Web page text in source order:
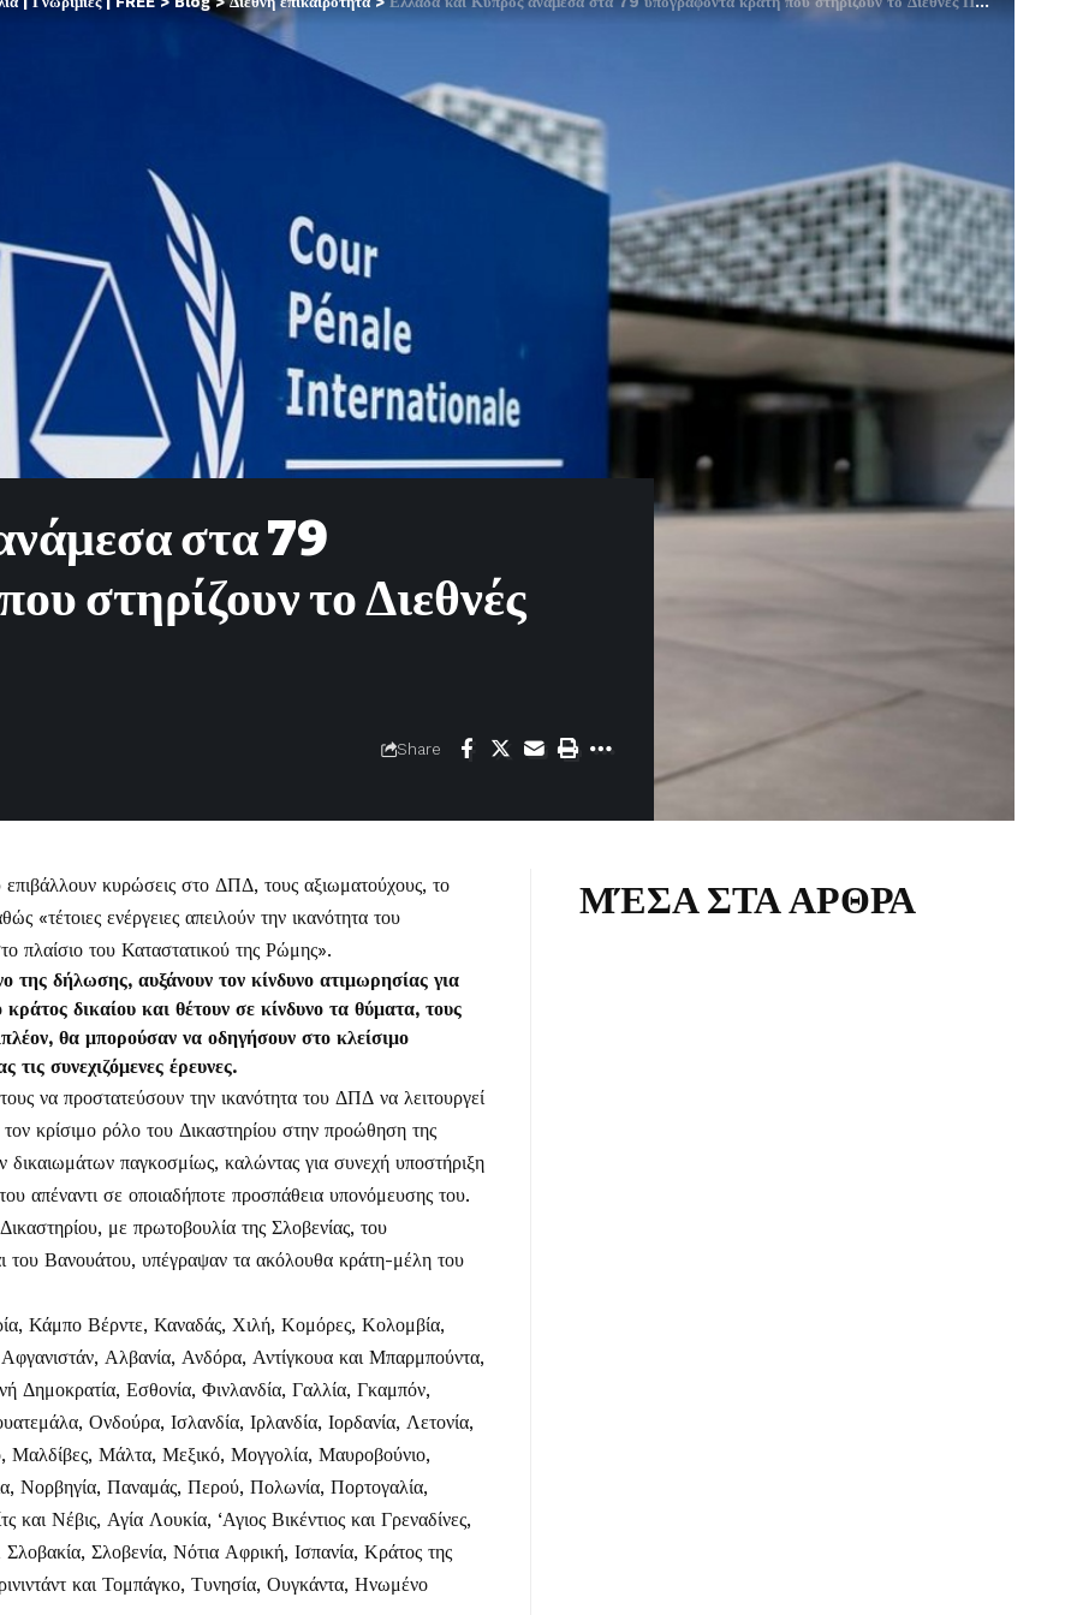
στα 79
στηρίζουν το Διεθνές
Share
κυρώσεις στο ΔΠΔ, τους αξιωματούχους, το
«τέτοιες ενέργειες απειλούν την ικανότητα του
πλαίσιο του Καταστατικού της Ρώμης».
της δήλωσης, αυξάνουν τον κίνδυνο ατιμωρησίας για
δικαίου και θέτουν σε κίνδυνο τα θύματα, τους
θα μπορούσαν να οδηγήσουν στο κλείσιμο
συνεχιζόμενες έρευνες.
να προστατεύσουν την ικανότητα του ΔΠΔ να λειτουργεί
κρίσιμο ρόλο του Δικαστηρίου στην προώθηση της
δικαιωμάτων παγκοσμίως, καλώντας για συνεχή υποστήριξη
απέναντι σε οποιαδήποτε προσπάθεια υπονόμευσης του.
με πρωτοβουλία της Σλοβενίας, του
του Βανουάτου, υπέγραψαν τα ακόλουθα κράτη-μέλη του
Κάμπο Βέρντε, Καναδάς, Χιλή, Κομόρες, Κολομβία,
Αλβανία, Ανδόρα, Αντίγκουα και Μπαρμπούντα,
Δημοκρατία, Εσθονία, Φινλανδία, Γαλλία, Γκαμπόν,
Ονδούρα, Ισλανδία, Ιρλανδία, Ιορδανία, Λετονία,
Μαλδίβες, Μάλτα, Μεξικό, Μογγολία, Μαυροβούνιο,
Νορβηγία, Παναμάς, Περού, Πολωνία, Πορτογαλία,
Νέβις, Αγία Λουκία, ‘Αγιος Βικέντιος και Γρεναδίνες,
Σλοβενία, Νότια Αφρική, Ισπανία, Κράτος της
και Τομπάγκο, Τυνησία, Ουγκάντα, Ηνωμένο
ΜΈΣΑ ΣΤΑ ΑΡΘΡΑ